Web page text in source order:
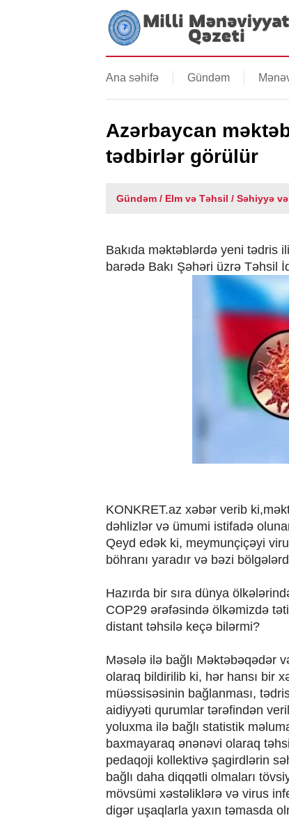
Ana səhifə Gündəm
Azərbaycan
tədbirlər görülür
Gündəm / Elm və Təhsil / Səhiyyə və
Bakıda məktəblərdə yeni tədris
barədə Bakı Şəhəri üzrə Təhsil
KONKRET.az xəbər verib
dəhlizlər və ümumi istifadə
Qeyd edək ki, meymunçiçəyi
böhranı yaradır və bəzi
Hazırda bir sıra dünya
COP29 ərəfəsində ölkəmizdə
distant təhsilə keçə bilərmi?
Məsələ ilə bağlı Məktəbəqədər
olaraq bildirilib ki, hər hansı bir
müəssisəsinin bağlanması,
aidiyyəti qurumlar tərəfindən
yoluxma ilə bağlı statistik
baxmayaraq ənənəvi olaraq
pedaqoji kollektivə şagirdlərin
bağlı daha diqqətli olmaları
mövsümi xəstəliklərə və virus
digər uşaqlarla yaxın təmasda